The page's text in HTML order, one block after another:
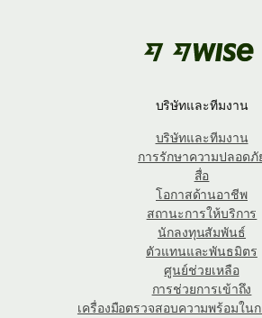
บริษัทและทีมงาน
บริษัทและทีมงาน
การรักษาความปลอดภั
สื่อ
โอกาสด้านอาชีพ
สถานะการให้บริการ
นักลงทุนสัมพันธ์
ตัวแทนและพันธมิตร
ศูนย์ช่วยเหลือ
การช่วยการเข้าถึง
เครื่องมือตรวจสอบความพร้อมใน